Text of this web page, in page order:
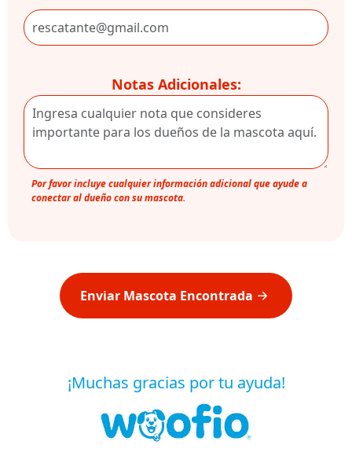
Notas Adicionales:
Por favor incluye cualquier información adicional que ayude a
conectar al dueño con su mascota.
Enviar Mascota Encontrada
¡Muchas gracias por tu ayuda!